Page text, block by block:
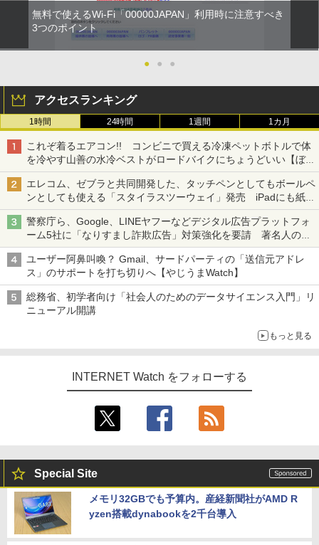
無料で使えるWi-Fi「00000JAPAN」利用時に注意すべき
3つのポイント
● ● ●
アクセスランキング
1時間 24時間 1週間 1カ月
これぞ着るエアコン!! コンビニで買える冷凍ペットボトルで体
を冷やす山善の水冷ベストがロードバイクにちょうどいい【ぼっ
ち・ざ・ろーど！その14】【空いた時間でなにしてる？】
エレコム、ゼブラと共同開発した、タッチペンとしてもボールペ
ンとしても使える「スタイラスツーウェイ」発売 iPadにも紙に
も、持ち替えずに書き込める
警察庁ら、Google、LINEヤフーなどデジタル広告プラットフォ
ーム5社に「なりすまし詐欺広告」対策強化を要請 著名人の写
真や映像を使った投資詐欺などへの対策として
ユーザー阿鼻叫喚？ Gmail、サードパーティの「送信元アドレ
ス」のサポートを打ち切りへ【やじうまWatch】
総務省、初学者向け「社会人のためのデータサイエンス入門」リ
ニューアル開講
もっと見る
INTERNET Watch をフォローする
Special Site
メモリ32GBでも予算内。産経新聞社がAMD R
yzen搭載dynabookを2千台導入